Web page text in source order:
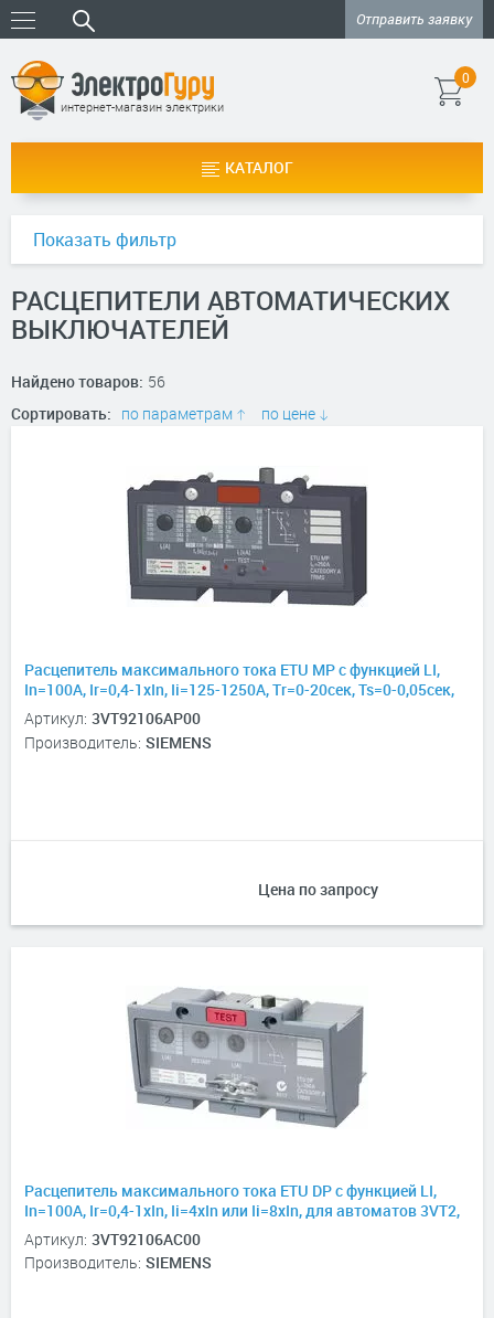
Отправить заявку
интернет-магазин электрики
0
КАТАЛОГ
Показать фильтр
РАСЦЕПИТЕЛИ АВТОМАТИЧЕСКИХ
ВЫКЛЮЧАТЕЛЕЙ
Найдено товаров: 56
Сортировать: по параметрам по цене
Расцепитель максимального тока ETU MP с функцией LI,
In=100А, Ir=0,4-1хIn, Ii=125-1250А, Tr=0-20сек, Ts=0-0,05сек,
для 3VT2
Артикул: 3VT92106AP00
Производитель: SIEMENS
Цена по запросу
Расцепитель максимального тока ETU DP с функцией LI,
In=100А, Ir=0,4-1хIn, Ii=4xIn или Ii=8xIn, для автоматов 3VT2,
3P, 3P+N
Артикул: 3VT92106AC00
Производитель: SIEMENS